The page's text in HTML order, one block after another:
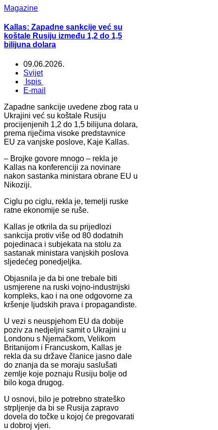
Magazine
Kallas: Zapadne sankcije već su
koštale Rusiju između 1,2 do 1,5
bilijuna dolara
09.06.2026.
Svijet
Ispis
E-mail
Zapadne sankcije uvedene zbog rata u
Ukrajini već su koštale Rusiju
procijenjenih 1,2 do 1,5 bilijuna dolara,
prema riječima visoke predstavnice
EU za vanjske poslove, Kaje Kallas.
– Brojke govore mnogo – rekla je
Kallas na konferenciji za novinare
nakon sastanka ministara obrane EU u
Nikoziji.
Ciglu po ciglu, rekla je, temelji ruske
ratne ekonomije se ruše.
Kallas je otkrila da su prijedlozi
sankcija protiv više od 80 dodatnih
pojedinaca i subjekata na stolu za
sastanak ministara vanjskih poslova
sljedećeg ponedjeljka.
Objasnila je da bi one trebale biti
usmjerene na ruski vojno-industrijski
kompleks, kao i na one odgovorne za
kršenje ljudskih prava i propagandiste.
U vezi s neuspjehom EU da dobije
poziv za nedjeljni samit o Ukrajini u
Londonu s Njemačkom, Velikom
Britanijom i Francuskom, Kallas je
rekla da su države članice jasno dale
do znanja da se moraju saslušati
zemlje koje poznaju Rusiju bolje od
bilo koga drugog.
U osnovi, bilo je potrebno strateško
strpljenje da bi se Rusija zapravo
dovela do točke u kojoj će pregovarati
u dobroj vjeri.